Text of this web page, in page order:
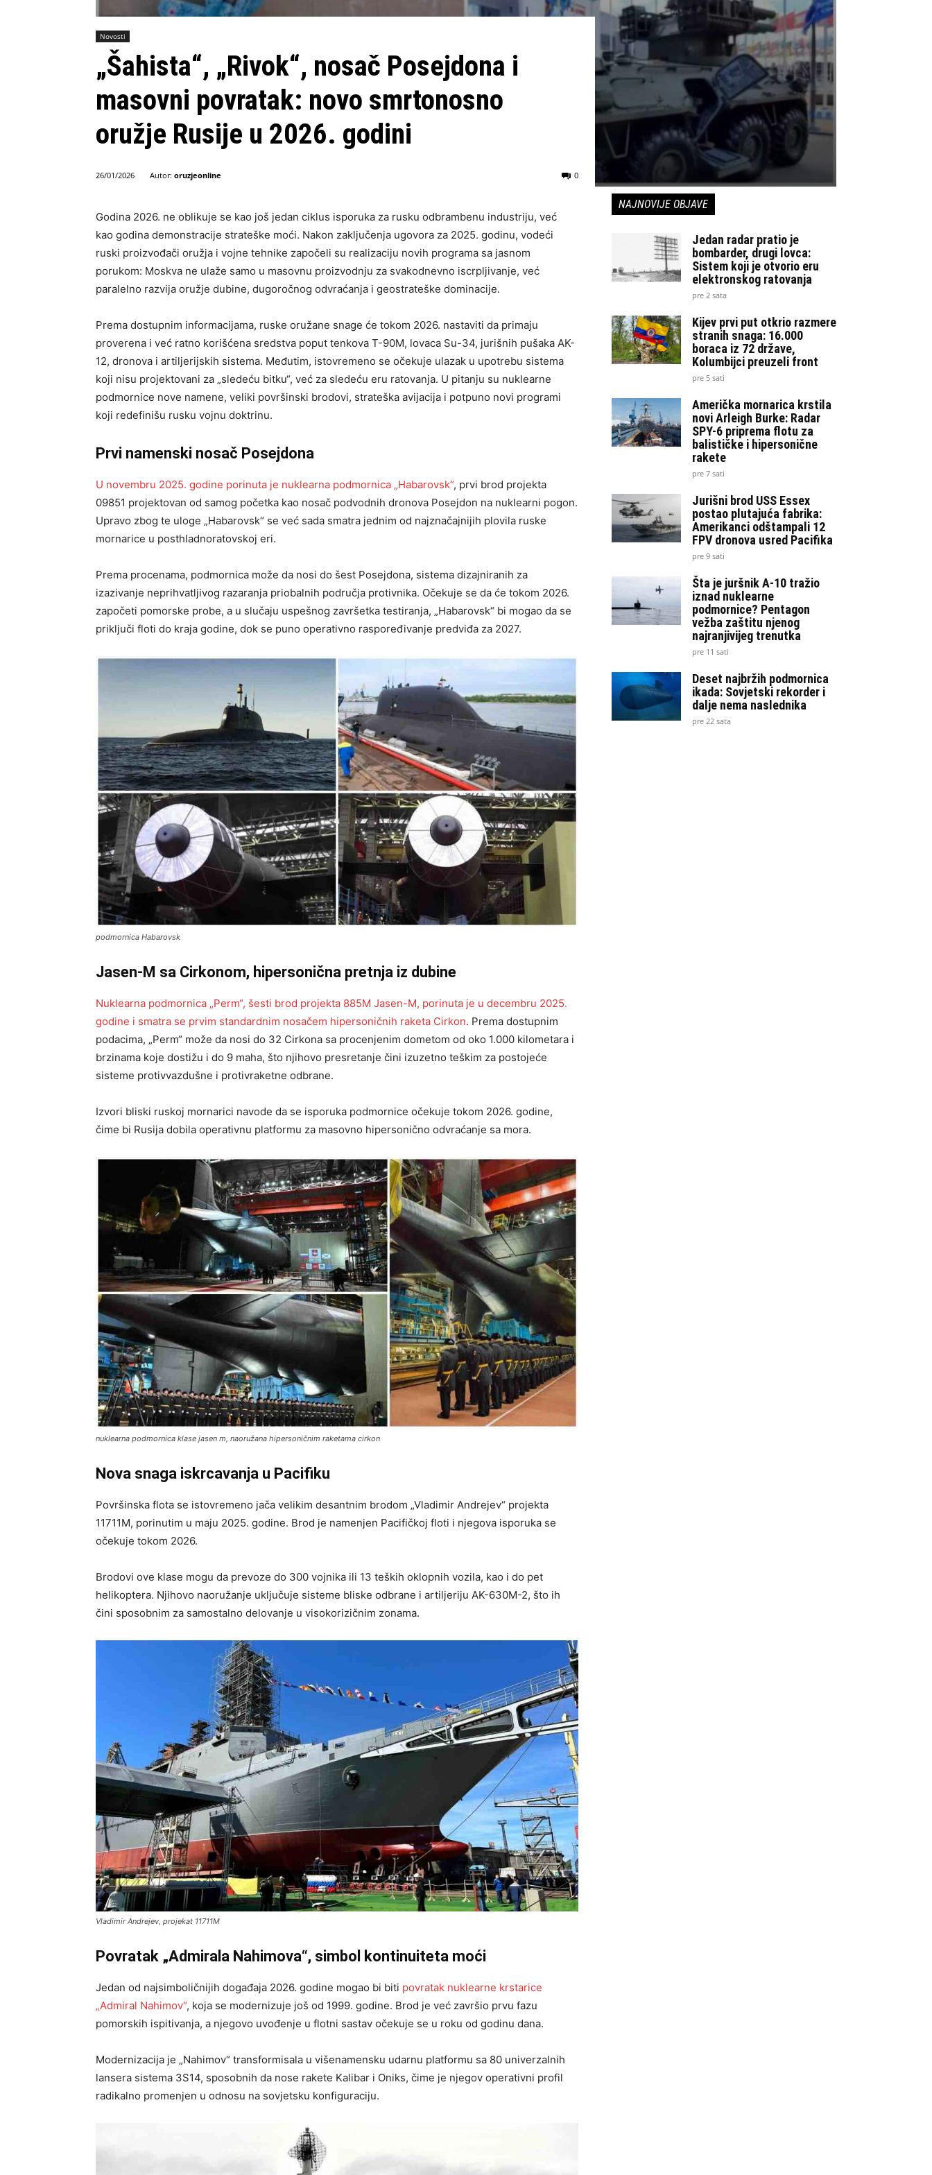
Novosti
„Šahista“, „Rivok“, nosač Posejdona i
masovni povratak: novo smrtonosno
oružje Rusije u 2026. godini
26/01/2026 Autor: oruzjeonline 0
Godina 2026. ne oblikuje se kao još jedan ciklus isporuka za rusku odbrambenu industriju, već
kao godina demonstracije strateške moći. Nakon zaključenja ugovora za 2025. godinu, vodeći
ruski proizvođači oružja i vojne tehnike započeli su realizaciju novih programa sa jasnom
porukom: Moskva ne ulaže samo u masovnu proizvodnju za svakodnevno iscrpljivanje, već
paralelno razvija oružje dubine, dugoročnog odvraćanja i geostrateške dominacije.
Prema dostupnim informacijama, ruske oružane snage će tokom 2026. nastaviti da primaju
proverena i već ratno korišćena sredstva poput tenkova T-90M, lovaca Su-34, jurišnih pušaka AK-
12, dronova i artiljerijskih sistema. Međutim, istovremeno se očekuje ulazak u upotrebu sistema
koji nisu projektovani za „sledeću bitku“, već za sledeću eru ratovanja. U pitanju su nuklearne
podmornice nove namene, veliki površinski brodovi, strateška avijacija i potpuno novi programi
koji redefinišu rusku vojnu doktrinu.
Prvi namenski nosač Posejdona
U novembru 2025. godine porinuta je nuklearna podmornica „Habarovsk“, prvi brod projekta
09851 projektovan od samog početka kao nosač podvodnih dronova Posejdon na nuklearni pogon.
Upravo zbog te uloge „Habarovsk“ se već sada smatra jednim od najznačajnijih plovila ruske
mornarice u posthladnoratovskoj eri.
Prema procenama, podmornica može da nosi do šest Posejdona, sistema dizajniranih za
izazivanje neprihvatljivog razaranja priobalnih područja protivnika. Očekuje se da će tokom 2026.
započeti pomorske probe, a u slučaju uspešnog završetka testiranja, „Habarovsk“ bi mogao da se
priključi floti do kraja godine, dok se puno operativno raspoređivanje predviđa za 2027.
podmornica Habarovsk
Jasen-M sa Cirkonom, hipersonična pretnja iz dubine
Nuklearna podmornica „Perm“, šesti brod projekta 885M Jasen-M, porinuta je u decembru 2025.
godine i smatra se prvim standardnim nosačem hipersoničnih raketa Cirkon. Prema dostupnim
podacima, „Perm“ može da nosi do 32 Cirkona sa procenjenim dometom od oko 1.000 kilometara i
brzinama koje dostižu i do 9 maha, što njihovo presretanje čini izuzetno teškim za postojeće
sisteme protivvazdušne i protivraketne odbrane.
Izvori bliski ruskoj mornarici navode da se isporuka podmornice očekuje tokom 2026. godine,
čime bi Rusija dobila operativnu platformu za masovno hipersonično odvraćanje sa mora.
nuklearna podmornica klase jasen m, naoružana hipersoničnim raketama cirkon
Nova snaga iskrcavanja u Pacifiku
Površinska flota se istovremeno jača velikim desantnim brodom „Vladimir Andrejev“ projekta
11711M, porinutim u maju 2025. godine. Brod je namenjen Pacifičkoj floti i njegova isporuka se
očekuje tokom 2026.
Brodovi ove klase mogu da prevoze do 300 vojnika ili 13 teških oklopnih vozila, kao i do pet
helikoptera. Njihovo naoružanje uključuje sisteme bliske odbrane i artiljeriju AK-630M-2, što ih
čini sposobnim za samostalno delovanje u visokorizičnim zonama.
Vladimir Andrejev, projekat 11711M
Povratak „Admirala Nahimova“, simbol kontinuiteta moći
Jedan od najsimboličnijih događaja 2026. godine mogao bi biti povratak nuklearne krstarice
„Admiral Nahimov“, koja se modernizuje još od 1999. godine. Brod je već završio prvu fazu
pomorskih ispitivanja, a njegovo uvođenje u flotni sastav očekuje se u roku od godinu dana.
Modernizacija je „Nahimov“ transformisala u višenamensku udarnu platformu sa 80 univerzalnih
lansera sistema 3S14, sposobnih da nose rakete Kalibar i Oniks, čime je njegov operativni profil
radikalno promenjen u odnosu na sovjetsku konfiguraciju.
NAJNOVIJE OBJAVE
Jedan radar pratio je
bombarder, drugi lovca:
Sistem koji je otvorio eru
elektronskog ratovanja
pre 2 sata
Kijev prvi put otkrio razmere
stranih snaga: 16.000
boraca iz 72 države,
Kolumbijci preuzeli front
pre 5 sati
Američka mornarica krstila
novi Arleigh Burke: Radar
SPY-6 priprema flotu za
balističke i hipersonične
rakete
pre 7 sati
Jurišni brod USS Essex
postao plutajuća fabrika:
Amerikanci odštampali 12
FPV dronova usred Pacifika
pre 9 sati
Šta je juršnik A-10 tražio
iznad nuklearne
podmornice? Pentagon
vežba zaštitu njenog
najranjivijeg trenutka
pre 11 sati
Deset najbržih podmornica
ikada: Sovjetski rekorder i
dalje nema naslednika
pre 22 sata